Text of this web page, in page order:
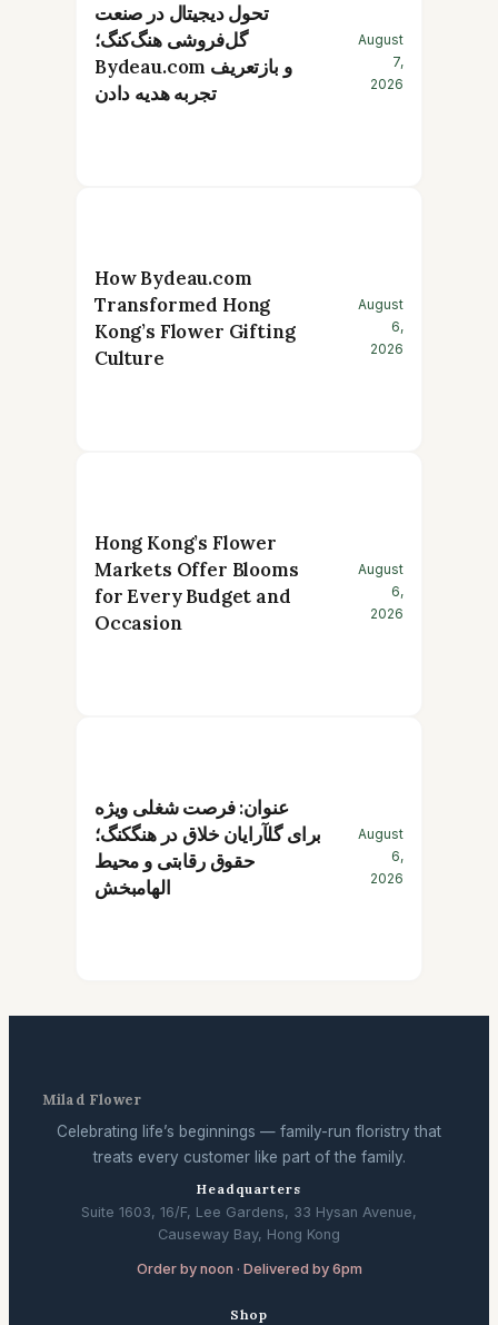
تحول دیجیتال در صنعت
گل‌فروشی هنگ‌کنگ؛
Bydeau.com و بازتعریف
تجربه هدیه دادن
August
7,
2026
How Bydeau.com
Transformed Hong
Kong’s Flower Gifting
Culture
August
6,
2026
Hong Kong’s Flower
Markets Offer Blooms
for Every Budget and
Occasion
August
6,
2026
عنوان: فرصت شغلی ویژه
برای گلآرایان خلاق در هنگکنگ؛
حقوق رقابتی و محیط
الهامبخش
August
6,
2026
Milad Flower
Celebrating life’s beginnings — family-run floristry that
treats every customer like part of the family.
Headquarters
Suite 1603, 16/F, Lee Gardens, 33 Hysan Avenue,
Causeway Bay, Hong Kong
Order by noon · Delivered by 6pm
Shop